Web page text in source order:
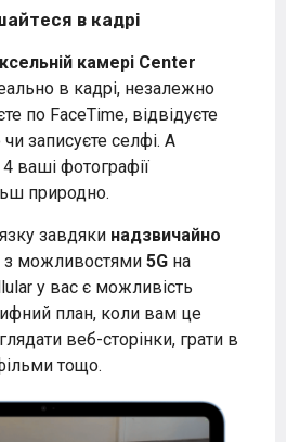
в кадрі
камері Center
в кадрі, незалежно
по FaceTime, відвідуєте
записуєте селфі. А
ваші фотографії
природно.
завдяки надзвичайно
з можливостями 5G на
у вас є можливість
план, коли вам це
веб-сторінки, грати в
тощо.